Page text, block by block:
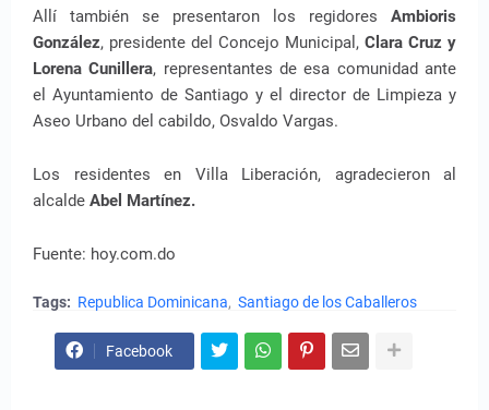
Allí también se presentaron los regidores Ambioris
González, presidente del Concejo Municipal, Clara Cruz y
Lorena Cunillera, representantes de esa comunidad ante
el Ayuntamiento de Santiago y el director de Limpieza y
Aseo Urbano del cabildo, Osvaldo Vargas.
Los residentes en Villa Liberación, agradecieron al
alcalde Abel Martínez.
Fuente: hoy.com.do
Tags: Republica Dominicana Santiago de los Caballeros
Facebook